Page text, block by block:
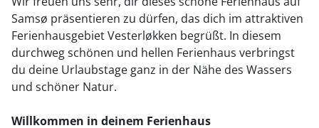
Samsø präsentieren zu dürfen, das dich im attraktiven
Ferienhausgebiet Vesterløkken begrüßt. In diesem
durchweg schönen und hellen Ferienhaus verbringst
du deine Urlaubstage ganz in der Nähe des Wassers
und schöner Natur.
Willkommen in deinem Ferienhaus